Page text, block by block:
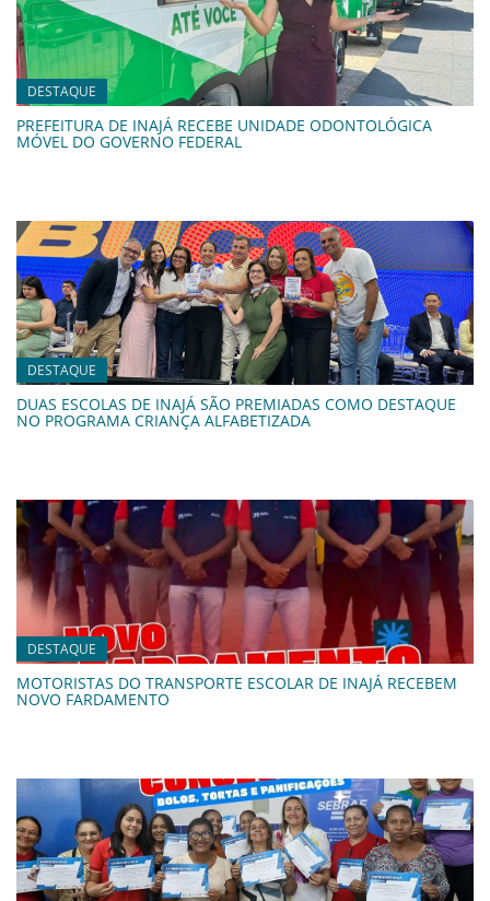
DESTAQUE
PREFEITURA DE INAJÁ RECEBE UNIDADE ODONTOLÓGICA
MÓVEL DO GOVERNO FEDERAL
DESTAQUE
DUAS ESCOLAS DE INAJÁ SÃO PREMIADAS COMO DESTAQUE
NO PROGRAMA CRIANÇA ALFABETIZADA
DESTAQUE
MOTORISTAS DO TRANSPORTE ESCOLAR DE INAJÁ RECEBEM
NOVO FARDAMENTO